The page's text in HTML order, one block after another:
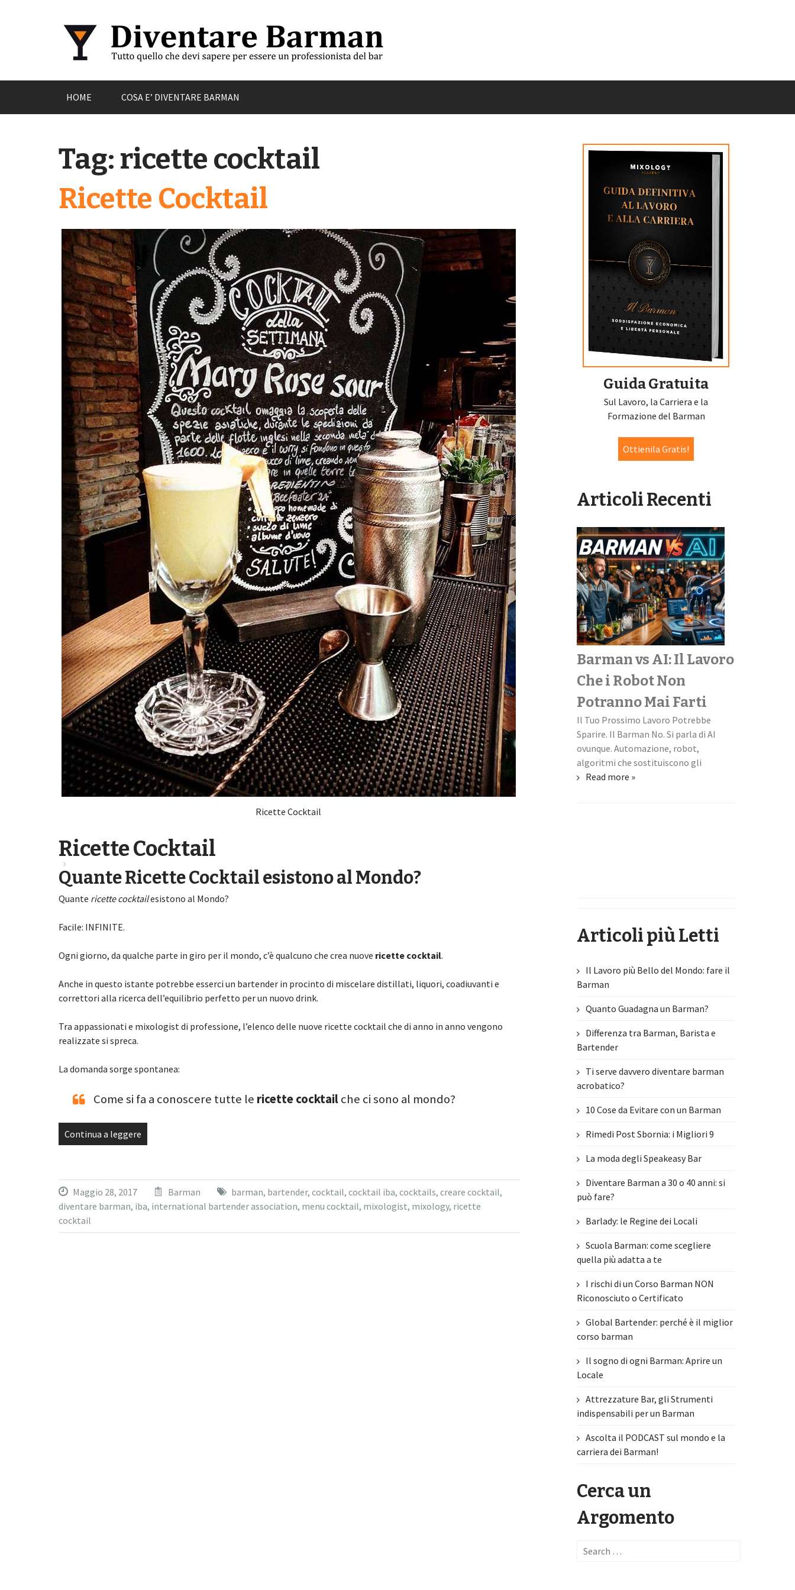
to
content
HOME COSA E’ DIVENTARE BARMAN
Tag: ricette cocktail
Ricette Cocktail
Ricette Cocktail
Ricette Cocktail
Quante Ricette Cocktail esistono al Mondo?
Quante ricette cocktailesistono al Mondo?
Facile: INFINITE.
Ogni giorno, da qualche parte in giro per il mondo, c’è qualcuno che crea nuove ricette cocktail.
Anche in questo istante potrebbe esserci un bartender in procinto di miscelare distillati, liquori, coadiuvanti e
correttori alla ricerca dell’equilibrio perfetto per un nuovo drink.
Tra appassionati e mixologist di professione, l’elenco delle nuove ricette cocktail che di anno in anno vengono
realizzate si spreca.
La domanda sorge spontanea:
Come si fa a conoscere tutte le ricette cocktailche ci sono al mondo?
Continua a leggere
Maggio 28, 2017 Barman barman, bartender, cocktail, cocktail iba, cocktails, creare cocktail,
diventare barman, iba, international bartender association, menu cocktail, mixologist, mixology, ricette
cocktail
Guida Gratuita
Sul Lavoro, la Carriera e la
Formazione del Barman
Ottienila Gratis!
Articoli Recenti
Barman vs AI: Il Lavoro
Che i Robot Non
Potranno Mai Farti
Il Tuo Prossimo Lavoro Potrebbe
Sparire. Il Barman No. Si parla di AI
ovunque. Automazione, robot,
algoritmi che sostituiscono gli
Read more »
Articoli più Letti
Il Lavoro più Bello del Mondo: fare il
Barman
Quanto Guadagna un Barman?
Differenza tra Barman, Barista e
Bartender
Ti serve davvero diventare barman
acrobatico?
10 Cose da Evitare con un Barman
Rimedi Post Sbornia: i Migliori 9
La moda degli Speakeasy Bar
Diventare Barman a 30 o 40 anni: si
può fare?
Barlady: le Regine dei Locali
Scuola Barman: come scegliere
quella più adatta a te
I rischi di un Corso Barman NON
Riconosciuto o Certificato
Global Bartender: perché è il miglior
corso barman
Il sogno di ogni Barman: Aprire un
Locale
Attrezzature Bar, gli Strumenti
indispensabili per un Barman
Ascolta il PODCAST sul mondo e la
carriera dei Barman!
Cerca un
Argomento
Search